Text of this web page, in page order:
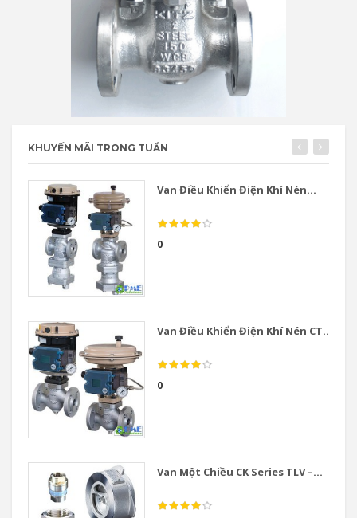
KHUYẾN MÃI TRONG TUẦN
Van Điều Khiển Điện Khí Nén...
0
Van Điều Khiển Điện Khí Nén CT...
0
Van Một Chiều CK Series TLV –...